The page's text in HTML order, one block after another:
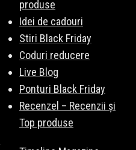
produse
Idei de cadouri
Stiri Black Friday
Coduri reducere
Live Blog
Ponturi Black Friday
Recenzel – Recenzii și
Top produse